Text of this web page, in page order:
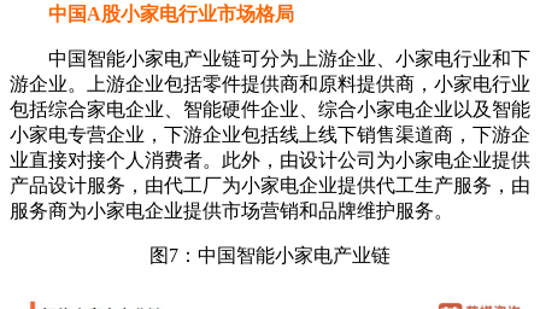
中国A股小家电行业市场格局
中国智能小家电产业链可分为上游企业、小家电行业和下
游企业。上游企业包括零件提供商和原料提供商，小家电行业
包括综合家电企业、智能硬件企业、综合小家电企业以及智能
小家电专营企业，下游企业包括线上线下销售渠道商，下游企
业直接对接个人消费者。此外，由设计公司为小家电企业提供
产品设计服务，由代工厂为小家电企业提供代工生产服务，由
服务商为小家电企业提供市场营销和品牌维护服务。
图7：中国智能小家电产业链